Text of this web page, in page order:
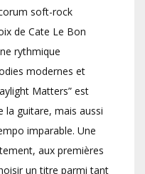
soft-rock
de Cate Le Bon
rythmique
modernes et
Matters” est
la guitare, mais aussi
imparable. Une
aux premières
un titre parmi tant